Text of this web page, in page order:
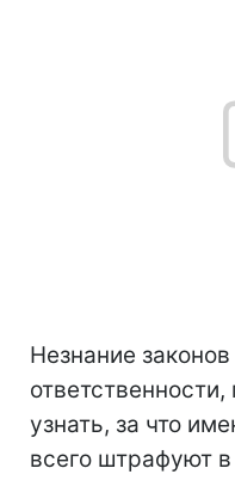
Незнание
узнать, за что
всего штрафуют